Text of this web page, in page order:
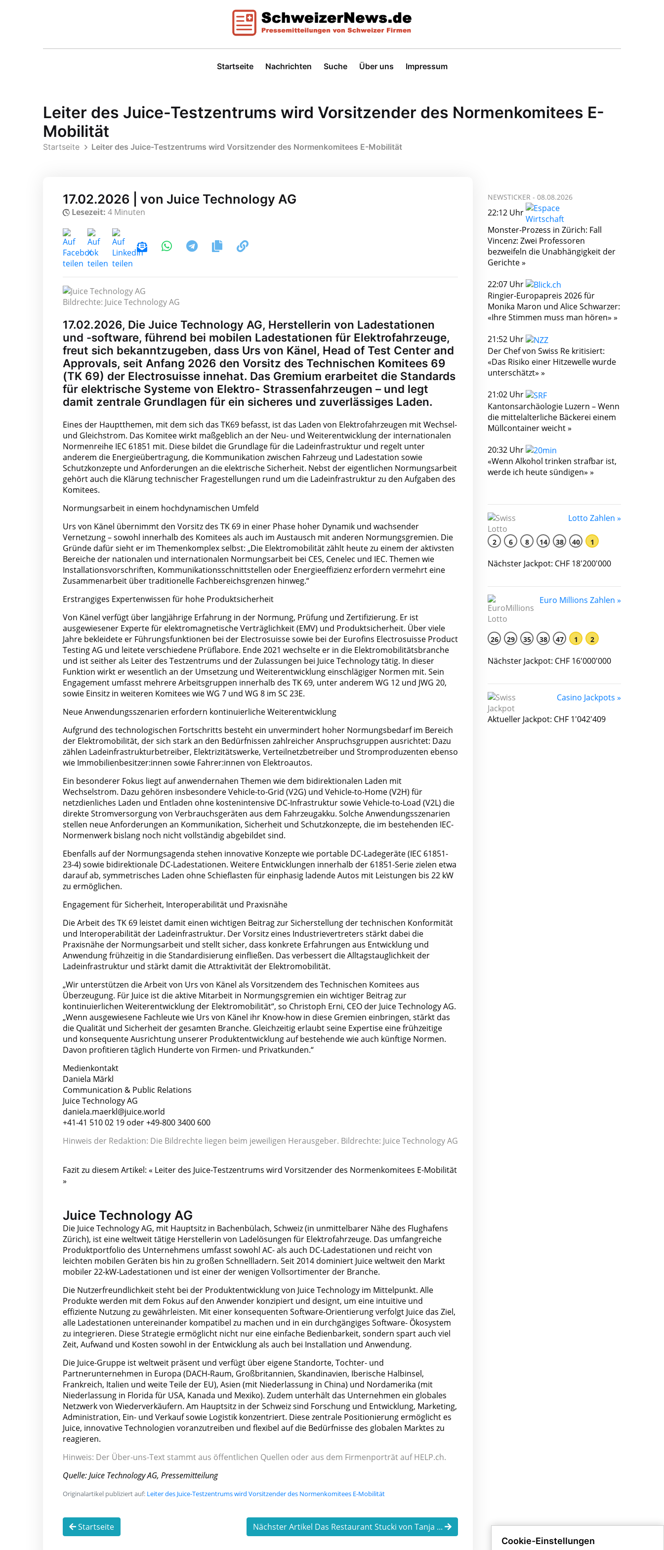
Startseite Nachrichten Suche Über uns Impressum
Leiter des Juice-Testzentrums wird Vorsitzender des Normenkomitees E-
Mobilität
Startseite Leiter des Juice-Testzentrums wird Vorsitzender des Normenkomitees E-Mobilität
17.02.2026 | von Juice Technology AG
Lesezeit: 4 Minuten
Bildrechte: Juice Technology AG
17.02.2026, Die Juice Technology AG, Herstellerin von Ladestationen
und -software, führend bei mobilen Ladestationen für Elektrofahrzeuge,
freut sich bekanntzugeben, dass Urs von Känel, Head of Test Center and
Approvals, seit Anfang 2026 den Vorsitz des Technischen Komitees 69
(TK 69) der Electrosuisse innehat. Das Gremium erarbeitet die Standards
für elektrische Systeme von Elektro- Strassenfahrzeugen – und legt
damit zentrale Grundlagen für ein sicheres und zuverlässiges Laden.
Eines der Hauptthemen, mit dem sich das TK69 befasst, ist das Laden von Elektrofahrzeugen mit Wechsel-
und Gleichstrom. Das Komitee wirkt maßgeblich an der Neu- und Weiterentwicklung der internationalen
Normenreihe IEC 61851 mit. Diese bildet die Grundlage für die Ladeinfrastruktur und regelt unter
anderem die Energieübertragung, die Kommunikation zwischen Fahrzeug und Ladestation sowie
Schutzkonzepte und Anforderungen an die elektrische Sicherheit. Nebst der eigentlichen Normungsarbeit
gehört auch die Klärung technischer Fragestellungen rund um die Ladeinfrastruktur zu den Aufgaben des
Komitees.
Normungsarbeit in einem hochdynamischen Umfeld
Urs von Känel übernimmt den Vorsitz des TK 69 in einer Phase hoher Dynamik und wachsender
Vernetzung – sowohl innerhalb des Komitees als auch im Austausch mit anderen Normungsgremien. Die
Gründe dafür sieht er im Themenkomplex selbst: „Die Elektromobilität zählt heute zu einem der aktivsten
Bereiche der nationalen und internationalen Normungsarbeit bei CES, Cenelec und IEC. Themen wie
Installationsvorschriften, Kommunikationsschnittstellen oder Energieeffizienz erfordern vermehrt eine
Zusammenarbeit über traditionelle Fachbereichsgrenzen hinweg.“
Erstrangiges Expertenwissen für hohe Produktsicherheit
Von Känel verfügt über langjährige Erfahrung in der Normung, Prüfung und Zertifizierung. Er ist
ausgewiesener Experte für elektromagnetische Verträglichkeit (EMV) und Produktsicherheit. Über viele
Jahre bekleidete er Führungsfunktionen bei der Electrosuisse sowie bei der Eurofins Electrosuisse Product
Testing AG und leitete verschiedene Prüflabore. Ende 2021 wechselte er in die Elektromobilitätsbranche
und ist seither als Leiter des Testzentrums und der Zulassungen bei Juice Technology tätig. In dieser
Funktion wirkt er wesentlich an der Umsetzung und Weiterentwicklung einschlägiger Normen mit. Sein
Engagement umfasst mehrere Arbeitsgruppen innerhalb des TK 69, unter anderem WG 12 und JWG 20,
sowie Einsitz in weiteren Komitees wie WG 7 und WG 8 im SC 23E.
Neue Anwendungsszenarien erfordern kontinuierliche Weiterentwicklung
Aufgrund des technologischen Fortschritts besteht ein unvermindert hoher Normungsbedarf im Bereich
der Elektromobilität, der sich stark an den Bedürfnissen zahlreicher Anspruchsgruppen ausrichtet: Dazu
zählen Ladeinfrastrukturbetreiber, Elektrizitätswerke, Verteilnetzbetreiber und Stromproduzenten ebenso
wie Immobilienbesitzer:innen sowie Fahrer:innen von Elektroautos.
Ein besonderer Fokus liegt auf anwendernahen Themen wie dem bidirektionalen Laden mit
Wechselstrom. Dazu gehören insbesondere Vehicle-to-Grid (V2G) und Vehicle-to-Home (V2H) für
netzdienliches Laden und Entladen ohne kostenintensive DC-Infrastruktur sowie Vehicle-to-Load (V2L) die
direkte Stromversorgung von Verbrauchsgeräten aus dem Fahrzeugakku. Solche Anwendungsszenarien
stellen neue Anforderungen an Kommunikation, Sicherheit und Schutzkonzepte, die im bestehenden IEC-
Normenwerk bislang noch nicht vollständig abgebildet sind.
Ebenfalls auf der Normungsagenda stehen innovative Konzepte wie portable DC-Ladegeräte (IEC 61851-
23-4) sowie bidirektionale DC-Ladestationen. Weitere Entwicklungen innerhalb der 61851-Serie zielen etwa
darauf ab, symmetrisches Laden ohne Schieflasten für einphasig ladende Autos mit Leistungen bis 22 kW
zu ermöglichen.
Engagement für Sicherheit, Interoperabilität und Praxisnähe
Die Arbeit des TK 69 leistet damit einen wichtigen Beitrag zur Sicherstellung der technischen Konformität
und Interoperabilität der Ladeinfrastruktur. Der Vorsitz eines Industrievertreters stärkt dabei die
Praxisnähe der Normungsarbeit und stellt sicher, dass konkrete Erfahrungen aus Entwicklung und
Anwendung frühzeitig in die Standardisierung einfließen. Das verbessert die Alltagstauglichkeit der
Ladeinfrastruktur und stärkt damit die Attraktivität der Elektromobilität.
„Wir unterstützen die Arbeit von Urs von Känel als Vorsitzendem des Technischen Komitees aus
Überzeugung. Für Juice ist die aktive Mitarbeit in Normungsgremien ein wichtiger Beitrag zur
kontinuierlichen Weiterentwicklung der Elektromobilität“, so Christoph Erni, CEO der Juice Technology AG.
„Wenn ausgewiesene Fachleute wie Urs von Känel ihr Know-how in diese Gremien einbringen, stärkt das
die Qualität und Sicherheit der gesamten Branche. Gleichzeitig erlaubt seine Expertise eine frühzeitige
und konsequente Ausrichtung unserer Produktentwicklung auf bestehende wie auch künftige Normen.
Davon profitieren täglich Hunderte von Firmen- und Privatkunden.“
Medienkontakt
Daniela Märkl
Communication & Public Relations
Juice Technology AG
daniela.maerkl@juice.world
+41-41 510 02 19 oder +49-800 3400 600
Hinweis der Redaktion: Die Bildrechte liegen beim jeweiligen Herausgeber. Bildrechte: Juice Technology AG
Fazit zu diesem Artikel: « Leiter des Juice-Testzentrums wird Vorsitzender des Normenkomitees E-Mobilität
»
Juice Technology AG
Die Juice Technology AG, mit Hauptsitz in Bachenbülach, Schweiz (in unmittelbarer Nähe des Flughafens
Zürich), ist eine weltweit tätige Herstellerin von Ladelösungen für Elektrofahrzeuge. Das umfangreiche
Produktportfolio des Unternehmens umfasst sowohl AC- als auch DC-Ladestationen und reicht von
leichten mobilen Geräten bis hin zu großen Schnellladern. Seit 2014 dominiert Juice weltweit den Markt
mobiler 22-kW-Ladestationen und ist einer der wenigen Vollsortimenter der Branche.
Die Nutzerfreundlichkeit steht bei der Produktentwicklung von Juice Technology im Mittelpunkt. Alle
Produkte werden mit dem Fokus auf den Anwender konzipiert und designt, um eine intuitive und
effiziente Nutzung zu gewährleisten. Mit einer konsequenten Software-Orientierung verfolgt Juice das Ziel,
alle Ladestationen untereinander kompatibel zu machen und in ein durchgängiges Software- Ökosystem
zu integrieren. Diese Strategie ermöglicht nicht nur eine einfache Bedienbarkeit, sondern spart auch viel
Zeit, Aufwand und Kosten sowohl in der Entwicklung als auch bei Installation und Anwendung.
Die Juice-Gruppe ist weltweit präsent und verfügt über eigene Standorte, Tochter- und
Partnerunternehmen in Europa (DACH-Raum, Großbritannien, Skandinavien, Iberische Halbinsel,
Frankreich, Italien und weite Teile der EU), Asien (mit Niederlassung in China) und Nordamerika (mit
Niederlassung in Florida für USA, Kanada und Mexiko). Zudem unterhält das Unternehmen ein globales
Netzwerk von Wiederverkäufern. Am Hauptsitz in der Schweiz sind Forschung und Entwicklung, Marketing,
Administration, Ein- und Verkauf sowie Logistik konzentriert. Diese zentrale Positionierung ermöglicht es
Juice, innovative Technologien voranzutreiben und flexibel auf die Bedürfnisse des globalen Marktes zu
reagieren.
Hinweis: Der Über-uns-Text stammt aus öffentlichen Quellen oder aus dem Firmenporträt auf HELP.ch.
Quelle: Juice Technology AG, Pressemitteilung
Originalartikel publiziert auf: Leiter des Juice-Testzentrums wird Vorsitzender des Normenkomitees E-Mobilität
Startseite Nächster Artikel Das Restaurant Stucki von Tanja ...
NEWSTICKER - 08.08.2026
22:12 Uhr
Monster-Prozess in Zürich: Fall
Vincenz: Zwei Professoren
bezweifeln die Unabhängigkeit der
Gerichte »
22:07 Uhr
Ringier-Europapreis 2026 für
Monika Maron und Alice Schwarzer:
«Ihre Stimmen muss man hören» »
21:52 Uhr
Der Chef von Swiss Re kritisiert:
«Das Risiko einer Hitzewelle wurde
unterschätzt» »
21:02 Uhr
Kantonsarchäologie Luzern – Wenn
die mittelalterliche Bäckerei einem
Müllcontainer weicht »
20:32 Uhr
«Wenn Alkohol trinken strafbar ist,
werde ich heute sündigen» »
Lotto Zahlen »
2 6 8 14 38 40 1
Nächster Jackpot: CHF 18'200'000
Euro Millions Zahlen »
26 29 35 38 47 1 2
Nächster Jackpot: CHF 16'000'000
Casino Jackpots »
Aktueller Jackpot: CHF 1'042'409
Cookie-Einstellungen